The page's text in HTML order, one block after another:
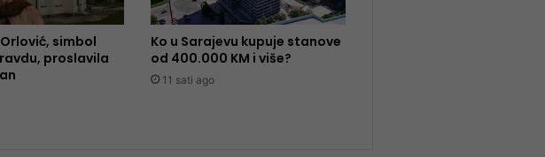
simbol
proslavila
Ko u Sarajevu kupuje stanove
od 400.000 KM i više?
11 sati ago